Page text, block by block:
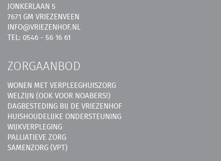
JONKERLAAN 5
7671 GM VRIEZENVEEN
INFO@VRIEZENHOF.NL
TEL: 0546 - 56 16 61
ZORGAANBOD
WONEN MET VERPLEEGHUISZORG
WELZIJN (OOK VOOR NOABERS!)
DAGBESTEDING BIJ DE VRIEZENHOF
HUISHOUDELIJKE ONDERSTEUNING
WIJKVERPLEGING
PALLIATIEVE ZORG
SAMENZORG (VPT)